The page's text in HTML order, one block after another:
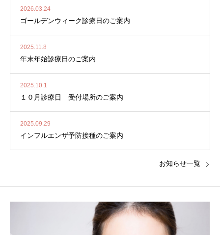
2026.03.24
ゴールデンウィーク診療日のご案内
2025.11.8
年末年始診療日のご案内
2025.10.1
１０月診療日 受付場所のご案内
2025.09.29
インフルエンザ予防接種のご案内
お知らせ一覧